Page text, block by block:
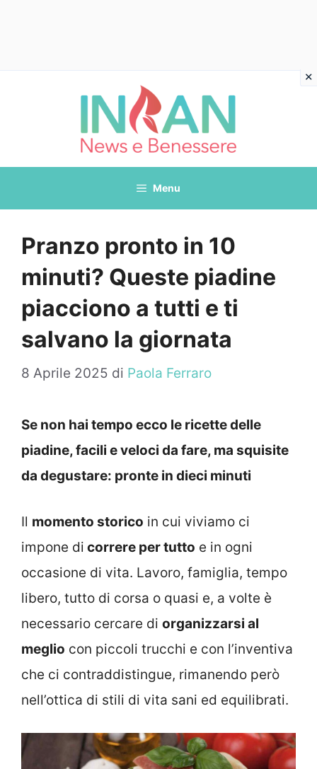
Menu
Pranzo pronto in 10
minuti? Queste piadine
piacciono a tutti e ti
salvano la giornata
8 Aprile 2025 di Paola Ferraro
Se non hai tempo ecco le ricette delle
piadine, facili e veloci da fare, ma squisite
da degustare: pronte in dieci minuti
Il momento storico in cui viviamo ci
impone di correre per tutto e in ogni
occasione di vita. Lavoro, famiglia, tempo
libero, tutto di corsa o quasi e, a volte è
necessario cercare di organizzarsi al
meglio con piccoli trucchi e con l’inventiva
che ci contraddistingue, rimanendo però
nell’ottica di stili di vita sani ed equilibrati.